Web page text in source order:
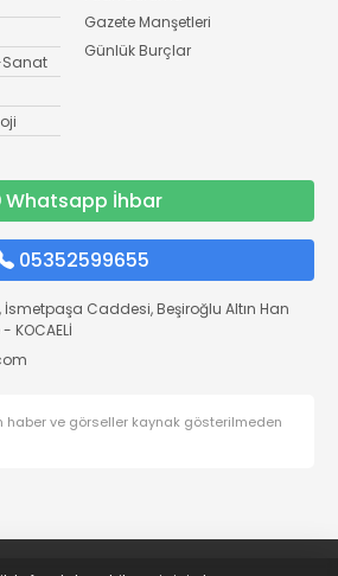
Gazete Manşetleri
Günlük Burçlar
Whatsapp İhbar
05352599655
İsmetpaşa Caddesi, Beşiroğlu Altın Han
KOCAELİ
haber ve görseller kaynak gösterilmeden